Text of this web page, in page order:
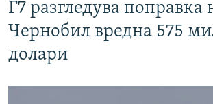
Г7 разгледува поправка
Чернобил вредна 575
долари